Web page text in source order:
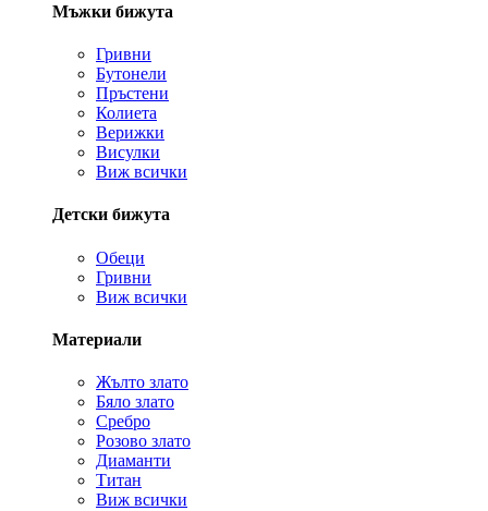
Мъжки бижута
Гривни
Бутонели
Пръстени
Колиета
Верижки
Висулки
Виж всички
Детски бижута
Обеци
Гривни
Виж всички
Материали
Жълто злато
Бяло злато
Сребро
Розово злато
Диаманти
Титан
Виж всички